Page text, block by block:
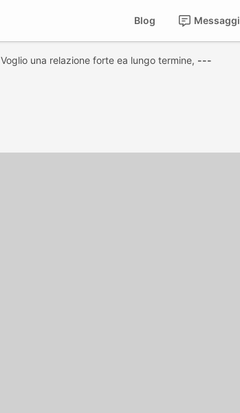
Messaggi
Blog
Voglio una relazione forte ea lungo termine, ---